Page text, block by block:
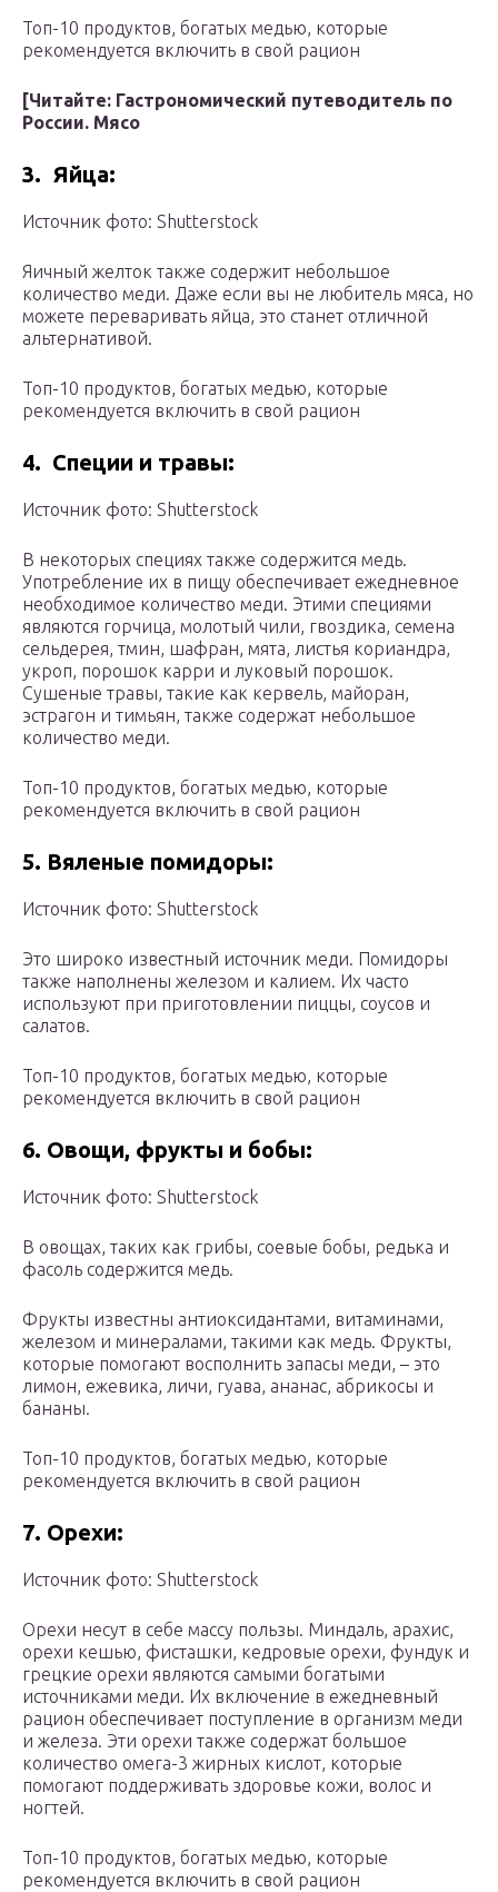
Топ-10 продуктов, богатых медью, которые
рекомендуется включить в свой рацион
[Читайте: Гастрономический путеводитель по
России. Мясо
3. Яйца:
Источник фото: Shutterstock
Яичный желток также содержит небольшое
количество меди. Даже если вы не любитель мяса, но
можете переваривать яйца, это станет отличной
альтернативой.
Топ-10 продуктов, богатых медью, которые
рекомендуется включить в свой рацион
4. Специи и травы:
Источник фото: Shutterstock
В некоторых специях также содержится медь.
Употребление их в пищу обеспечивает ежедневное
необходимое количество меди. Этими специями
являются горчица, молотый чили, гвоздика, семена
сельдерея, тмин, шафран, мята, листья кориандра,
укроп, порошок карри и луковый порошок.
Сушеные травы, такие как кервель, майоран,
эстрагон и тимьян, также содержат небольшое
количество меди.
Топ-10 продуктов, богатых медью, которые
рекомендуется включить в свой рацион
5. Вяленые помидоры:
Источник фото: Shutterstock
Это широко известный источник меди. Помидоры
также наполнены железом и калием. Их часто
используют при приготовлении пиццы, соусов и
салатов.
Топ-10 продуктов, богатых медью, которые
рекомендуется включить в свой рацион
6. Овощи, фрукты и бобы:
Источник фото: Shutterstock
В овощах, таких как грибы, соевые бобы, редька и
фасоль содержится медь.
Фрукты известны антиоксидантами, витаминами,
железом и минералами, такими как медь. Фрукты,
которые помогают восполнить запасы меди, – это
лимон, ежевика, личи, гуава, ананас, абрикосы и
бананы.
Топ-10 продуктов, богатых медью, которые
рекомендуется включить в свой рацион
7. Орехи:
Источник фото: Shutterstock
Орехи несут в себе массу пользы. Миндаль, арахис,
орехи кешью, фисташки, кедровые орехи, фундук и
грецкие орехи являются самыми богатыми
источниками меди. Их включение в ежедневный
рацион обеспечивает поступление в организм меди
и железа. Эти орехи также содержат большое
количество омега-3 жирных кислот, которые
помогают поддерживать здоровье кожи, волос и
ногтей.
Топ-10 продуктов, богатых медью, которые
рекомендуется включить в свой рацион